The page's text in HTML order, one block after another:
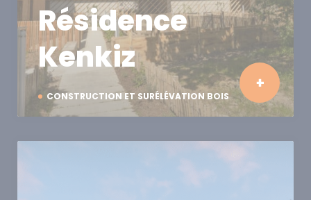
CONSTRUCTION ET SURÉLÉVATION BOIS
Résidence
Kenkiz